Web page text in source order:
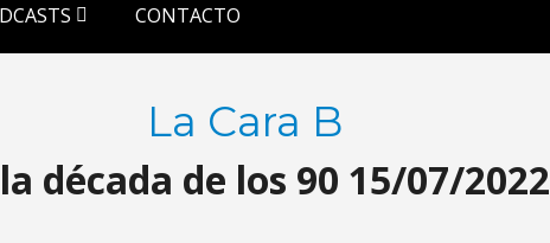
CONTACTO
La Cara B
década de los 90 15/07/2022